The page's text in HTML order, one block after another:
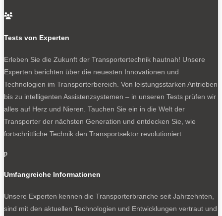
Der Blick nach vorn zeigt im Fahrerhaus zwei
Kontrollbord sowie seitlich eine Handvoll ausfahrbarer
C-Boxen. Das Ergebnis ist eine elegant-funktionelle
optische Mischung aus Flugzeugcockpit und der
Flybridge einer Yacht. Der drahtig gebaute Hobby 600
misst in der Länge kaum mehr als sechs Meter und ist mit
2,18 Meter schlank.
Zwei weitere Generationen des Kultmobils folgen
1994 die zweite Generation, drei Jahre später eine

Tests von Experten
Erleben Sie die Zukunft der Transportertechnik hautnah! Unsere
Experten berichten über die neuesten Innovationen und
Technologien im Transporterbereich. Von leistungsstarken Antrieben
bis zu intelligenten Assistenzsystemen – in unseren Tests prüfen wir
alles auf Herz und Nieren. Tauchen Sie ein in die Welt der
Transporter der nächsten Generation und entdecken Sie, wie
fortschrittliche Technik den Transportsektor revolutioniert.
p
Umfangreiche Informationen
Unsere Experten kennen die Transporterbranche seit Jahrzehnten,
sind mit den aktuellen Technologien und Entwicklungen vertraut und